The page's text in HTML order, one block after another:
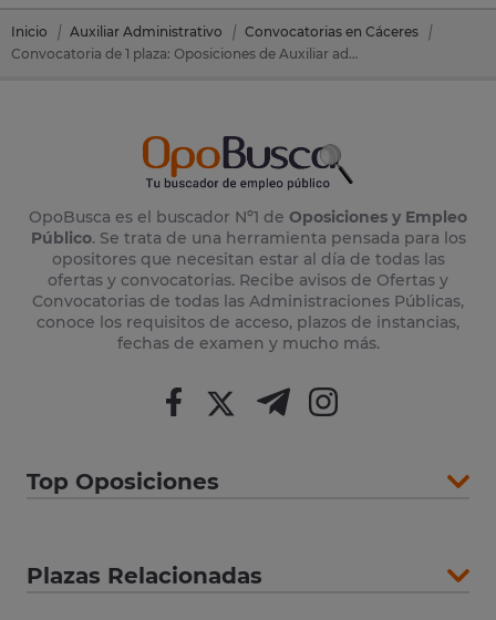
Inicio Auxiliar Administrativo
Convocatorias en Cáceres
Convocatoria de 1 plaza: Oposiciones de Auxiliar administrativo en Jaraiz De La Vera (Cáceres)
OpoBusca es el buscador Nº1 de Oposiciones y Empleo
Público. Se trata de una herramienta pensada para los
opositores que necesitan estar al día de todas las
ofertas y convocatorias. Recibe avisos de Ofertas y
Convocatorias de todas las Administraciones Públicas,
conoce los requisitos de acceso, plazos de instancias,
fechas de examen y mucho más.
Top Oposiciones
Plazas Relacionadas